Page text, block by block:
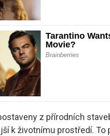
z přírodních
k životnímu prostředí.